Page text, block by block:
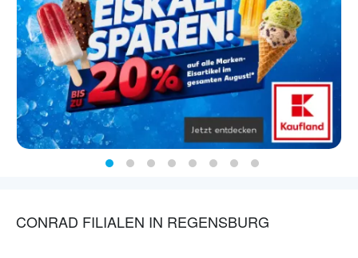
CONRAD FILIALEN IN REGENSBURG